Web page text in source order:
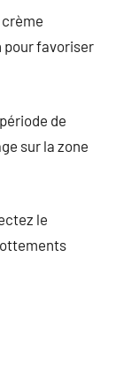
pour favoriser
de
sur la zone
le